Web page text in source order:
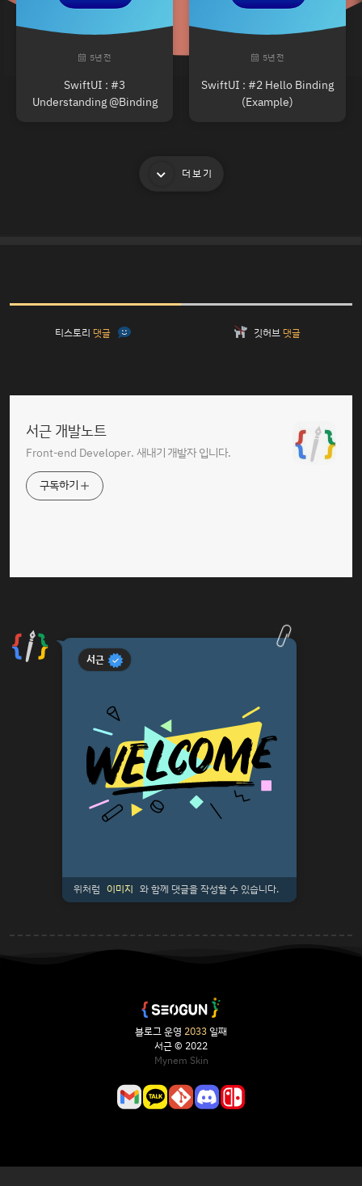
5년 전
SwiftUI : #3
Understanding @Binding
5년 전
SwiftUI : #2 Hello Binding
(Example)
더보기
티스토리 댓글 깃허브 댓글
서근 개발노트
Front-end Developer. 새내기 개발자 입니다.
구독하기
서근
위처럼 이미지 와 함께 댓글을 작성할 수 있습니다.
블로그 운영 2033일째
서근 © 2022
Mynem Skin